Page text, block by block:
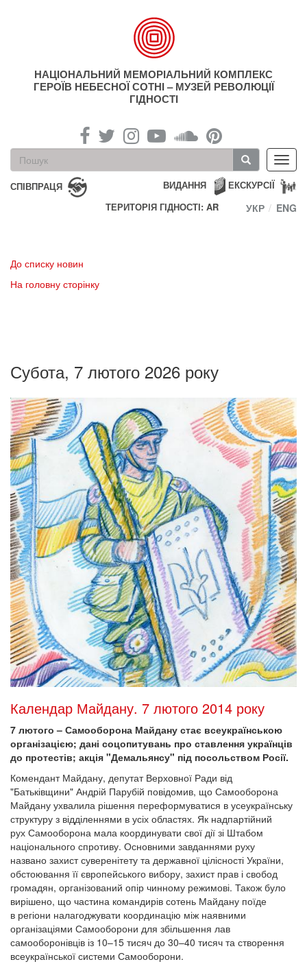
НАЦІОНАЛЬНИЙ МЕМОРІАЛЬНИЙ КОМПЛЕКС
ГЕРОЇВ НЕБЕСНОЇ СОТНІ – МУЗЕЙ РЕВОЛЮЦІЇ
ГІДНОСТІ
Пошукова
форма
Пошук
СПІВПРАЦЯ ЕКСКУРСІЇ
ВИДАННЯ
ТЕРИТОРІЯ ГІДНОСТІ: AR
УКР ENG
До списку новин
На головну сторінку
Субота, 7 лютого 2026 року
Календар Майдану. 7 лютого 2014 року
7 лютого – Самооборона Майдану стає всеукраїнською
організацією; дані соцопитувань про ставлення українців
до протестів; акція "Демальянсу" під посольством Росії.
Комендант Майдану, депутат Верховної Ради від
"Батьківщини" Андрій Парубій повідомив, що Самооборона
Майдану ухвалила рішення переформуватися в усеукраїнську
структуру з відділеннями в усіх областях. Як надпартійний
рух Самооборона мала координувати свої дії зі Штабом
національного спротиву. Основними завданнями руху
названо захист суверенітету та державної цілісності України,
обстоювання її європейського вибору, захист прав і свобод
громадян, організований опір чинному режимові. Також було
вирішено, що частина командирів сотень Майдану поїде
в регіони налагоджувати координацію між наявними
організаціями Самооборони для збільшення лав
самооборонівців із 10–15 тисяч до 30–40 тисяч та створення
всеукраїнської системи Самооборони.